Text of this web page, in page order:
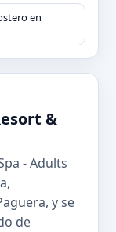
en
&
- Adults
y se
de